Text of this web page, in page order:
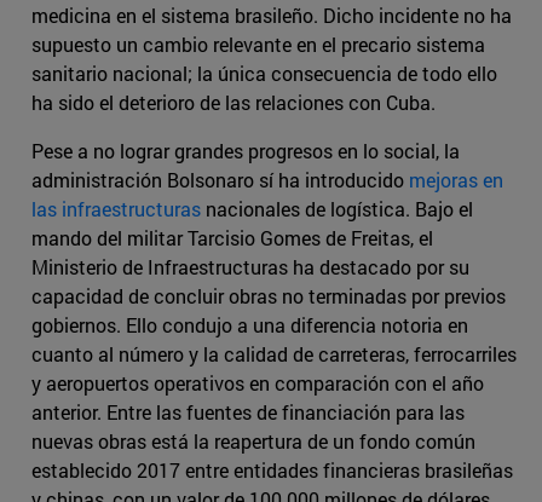
medicina en el sistema brasileño. Dicho incidente no ha
supuesto un cambio relevante en el precario sistema
sanitario nacional; la única consecuencia de todo ello
ha sido el deterioro de las relaciones con Cuba.
Pese a no lograr grandes progresos en lo social, la
administración Bolsonaro sí ha introducido mejoras en
las infraestructuras nacionales de logística. Bajo el
mando del militar Tarcisio Gomes de Freitas, el
Ministerio de Infraestructuras ha destacado por su
capacidad de concluir obras no terminadas por previos
gobiernos. Ello condujo a una diferencia notoria en
cuanto al número y la calidad de carreteras, ferrocarriles
y aeropuertos operativos en comparación con el año
anterior. Entre las fuentes de financiación para las
nuevas obras está la reapertura de un fondo común
establecido 2017 entre entidades financieras brasileñas